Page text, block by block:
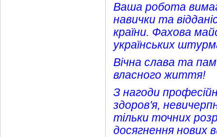
Ваша робота
навички та
країни. Фахова
українських
Вічна слава та
власного життя!
З нагоди
здоров'я,
тільки точних
досягнення нових